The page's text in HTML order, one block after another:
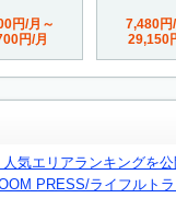
円/月～
円/月
7,480円
29,150
気エリアランキングを公
PRESS/ライフルト